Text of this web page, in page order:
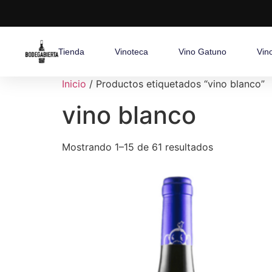
Tienda Vinoteca Vino Gatuno
Inicio / Productos etiquetados “vino blanco”
vino blanco
Mostrando 1–15 de 61 resultados